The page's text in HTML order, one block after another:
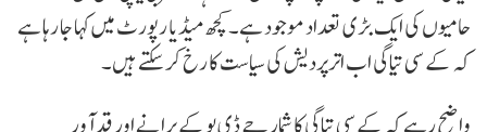
حامیوں کی ایک بڑی تعداد موجود ہے۔ کچھ میڈیا رپورٹ میں کہا جا رہا ہے
کہ کے سی تیاگی اب اترپردیش کی سیاست کا رخ کر سکتے ہیں۔
واضح رہے کہ کے سی تیاگی کا شمار جے ڈی یو کے پرانے اور قد آور